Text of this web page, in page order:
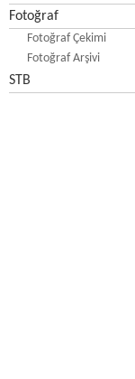
Fotoğraf
Fotoğraf Çekimi
Fotoğraf Arşivi
STB